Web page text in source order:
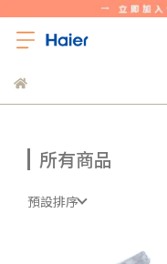
所有商品
預設排序